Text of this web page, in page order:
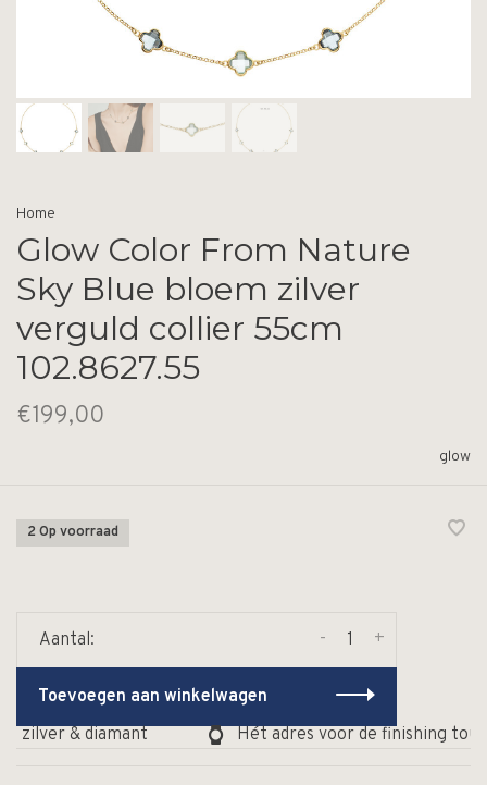
Home
Glow Color From Nature
Sky Blue bloem zilver
verguld collier 55cm
102.8627.55
€199,00
glow
2 Op voorraad
Aantal: +
-
Toevoegen aan winkelwagen
zilver & diamant
Hét adres voor de finishing touch